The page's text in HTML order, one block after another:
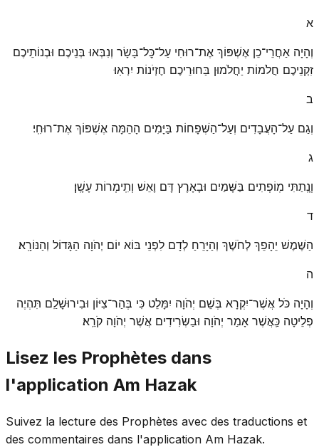
א
וְהָיָה אַחֲרֵי־כֵן אֶשְׁפּוֹךְ אֶת־רוּחִי עַל־כׇּל־בָּשָׂר וְנִבְּאוּ בְּנֵיכֶם וּבְנוֹתֵיכֶם
זִקְנֵיכֶם חֲלֹמוֹת יַחֲלֹמוּן בַּחוּרֵיכֶם חֶזְיֹנוֹת יִרְאֽוּ׃
ב
וְגַם עַל־הָעֲבָדִים וְעַל־הַשְּׁפָחוֹת בַּיָּמִים הָהֵמָּה אֶשְׁפּוֹךְ אֶת־רוּחִֽי׃
ג
וְנָֽתַתִּי מֽוֹפְתִים בַּשָּׁמַיִם וּבָאָרֶץ דָּם וָאֵשׁ וְתִֽימְרוֹת עָשָֽׁן׃
ד
הַשֶּׁמֶשׁ יֵהָפֵךְ לְחֹשֶׁךְ וְהַיָּרֵחַ לְדָם לִפְנֵי בּוֹא יוֹם יְהֹוָה הַגָּדוֹל וְהַנּוֹרָֽא׃
ה
וְהָיָה כֹּל אֲשֶׁר־יִקְרָא בְּשֵׁם יְהֹוָה יִמָּלֵט כִּי בְּהַר־צִיּוֹן וּבִירוּשָׁלַ͏ִם תִּהְיֶה
פְלֵיטָה כַּֽאֲשֶׁר אָמַר יְהֹוָה וּבַשְּׂרִידִים אֲשֶׁר יְהֹוָה קֹרֵֽא׃
Lisez les Prophètes dans
l'application Am Hazak
Suivez la lecture des Prophètes avec des traductions et
des commentaires dans l'application Am Hazak.